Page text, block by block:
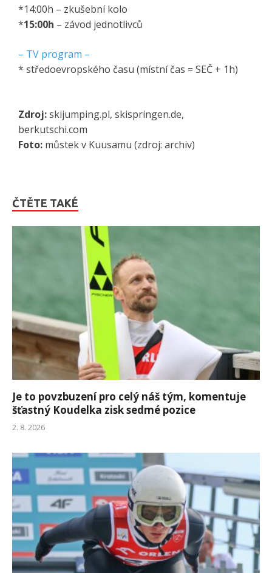
*14:00h – zkušební kolo
*15:00h – závod jednotlivců
– TV program –
* středoevropského času (místní čas = SEČ + 1h)
Zdroj:skijumping.pl, skispringen.de,
berkutschi.com
Foto: můstek v Kuusamu (zdroj: archiv)
ČTĚTE TAKÉ
Je to povzbuzení pro celý náš tým, komentuje
šťastný Koudelka zisk sedmé pozice
2. 8. 2026